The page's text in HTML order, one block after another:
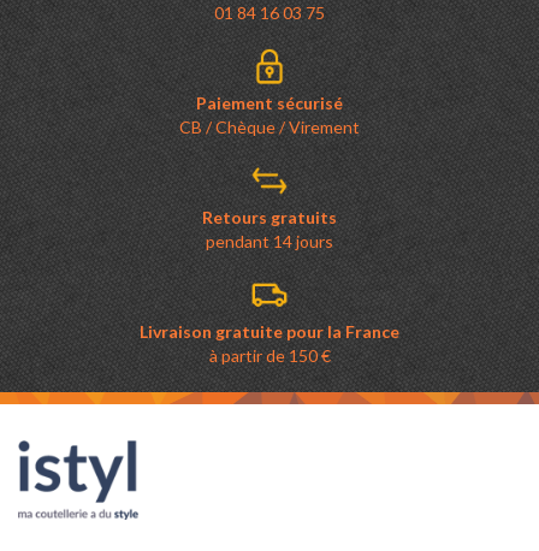
01 84 16 03 75
Paiement sécurisé
CB / Chèque / Virement
Retours gratuits
pendant 14 jours
Livraison gratuite pour la France
à partir de 150 €